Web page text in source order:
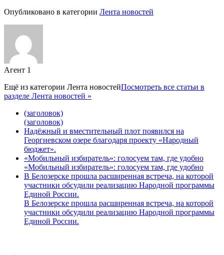
Опубликовано в категории Лента новостей
Агент 1
Ещё из категории Лента новостейПосмотреть все статьи в
разделе Лента новостей »
(заголовок)
(заголовок)
Надёжный и вместительный плот появился на
Георгиевском озере благодаря проекту «Народный
бюджет».
«Мобильный избиратель»: голосуем там, где удобно
«Мобильный избиратель»: голосуем там, где удобно
В Белозерске прошла расширенная встреча, на которой
участники обсудили реализацию Народной программы
Единой России.
В Белозерске прошла расширенная встреча, на которой
участники обсудили реализацию Народной программы
Единой России.